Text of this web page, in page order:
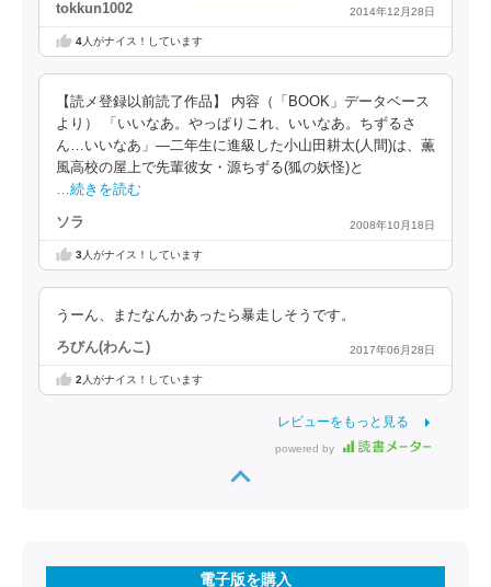
tokkun1002 2014年12月28日
4人がナイス！しています
【読メ登録以前読了作品】 内容（「BOOK」データベース
より） 「いいなあ。やっぱりこれ、いいなあ。ちずるさ
ん…いいなあ」―二年生に進級した小山田耕太(人間)は、薫
風高校の屋上で先輩彼女・源ちずる(狐の妖怪)と
…続きを読む
ソラ 2008年10月18日
3人がナイス！しています
うーん、またなんかあったら暴走しそうです。
ろびん(わんこ) 2017年06月28日
2人がナイス！しています
レビューをもっと見る
powered by
電子版を購入